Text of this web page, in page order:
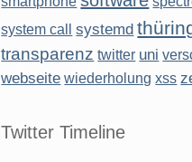
system call systemd
transparenz twitter uni
webseite wiederholung xss
Twitter Timeline